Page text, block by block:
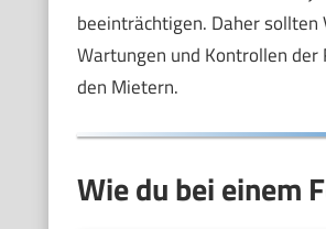
beeinträchtigen. Daher
Wartungen und Kontrollen der
den Mietern.
Wie du bei einem